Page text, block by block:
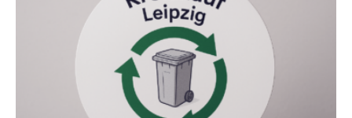
verlässlich prognostizieren lässt. Grünes Licht für
„DynaCom“: Die Deutsche Forschungsgemeinschaft
(DFG) fördert das Anfang 2019 gestartete
Forschungsprojekt an der Universität Oldenburg für
zwei weitere Jahre mit rund 1,2 Millionen Euro. „Wir
freuen uns sehr über…